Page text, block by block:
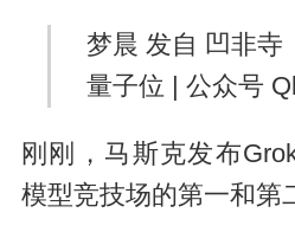
梦晨 发自 凹非寺
量子位 | 公众号
刚刚，马斯克发布
模型竞技场的第一和第